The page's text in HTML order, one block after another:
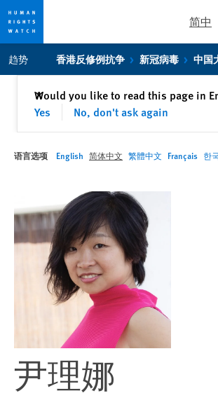
Skip
to
privacy
Skip
to
content
简中
趋势 香港反修例抗争 新冠病毒 中国
Would you like to read this page in
Yes
No, don't ask again
✕关闭
语言选项 English 简体中文 繁體中文 Français 한
尹理娜